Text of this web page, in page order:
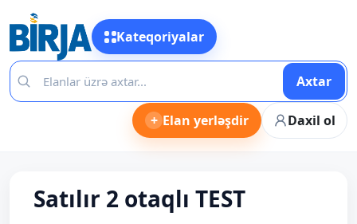
Kateqoriyalar
Axtar
+ Elan yerləşdir Daxil ol
Satılır 2 otaqlı TEST